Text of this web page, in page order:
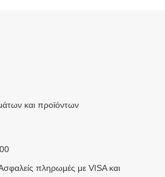
και προϊόντων
πληρωμές με VISA και